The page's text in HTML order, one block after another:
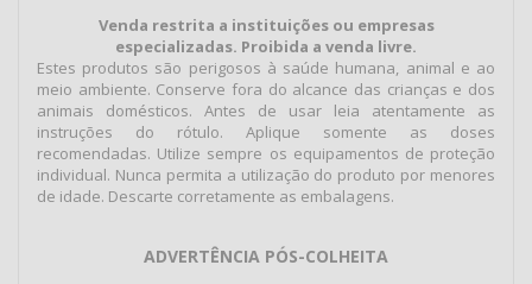
Venda restrita a instituições ou empresas
especializadas. Proibida a venda livre.
Estes produtos são perigosos à saúde humana, animal e ao
meio ambiente. Conserve fora do alcance das crianças e dos
animais domésticos. Antes de usar leia atentamente as
instruções do rótulo. Aplique somente as doses
recomendadas. Utilize sempre os equipamentos de proteção
individual. Nunca permita a utilização do produto por menores
de idade. Descarte corretamente as embalagens.
ADVERTÊNCIA PÓS-COLHEITA